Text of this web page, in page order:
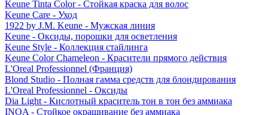
Keune Tinta Color - Стойкая краска для волос
Keune Care - Уход
1922 by J.M. Keune - Мужская линия
Keune - Оксиды, порошки для осветления
Keune Style - Коллекция стайлинга
Keune Color Chameleon - Красители прямого действия
L'Oreal Professionnel (Франция)
Blond Studio - Полная гамма средств для блондирования
L'Oreal Professionnel - Оксиды
Dia Light - Кислотный краситель тон в тон без аммиака
INOA - Стойкое окрашивание без аммиака